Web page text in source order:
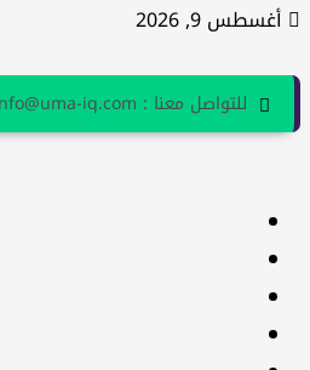
أغسطس 9, 2026
للتواصل معنا : info@uma-iq.com
facebook
Twitter
youtube
Linkedin